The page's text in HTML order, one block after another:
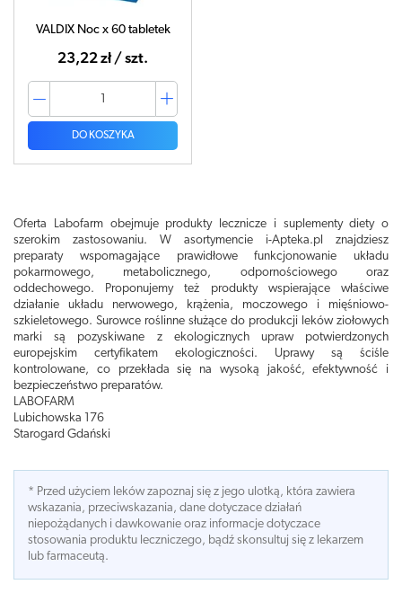
VALDIX Noc x 60 tabletek
23,22 zł / szt.
DO KOSZYKA
Oferta Labofarm obejmuje produkty lecznicze i suplementy diety o
szerokim zastosowaniu. W asortymencie i-Apteka.pl znajdziesz
preparaty wspomagające prawidłowe funkcjonowanie układu
pokarmowego, metabolicznego, odpornościowego oraz
oddechowego. Proponujemy też produkty wspierające właściwe
działanie układu nerwowego, krążenia, moczowego i mięśniowo-
szkieletowego. Surowce roślinne służące do produkcji leków ziołowych
marki są pozyskiwane z ekologicznych upraw potwierdzonych
europejskim certyfikatem ekologiczności. Uprawy są ściśle
kontrolowane, co przekłada się na wysoką jakość, efektywność i
bezpieczeństwo preparatów.
LABOFARM
Lubichowska 176
Starogard Gdański
* Przed użyciem leków zapoznaj się z jego ulotką, która zawiera
wskazania, przeciwskazania, dane dotyczace działań
niepożądanych i dawkowanie oraz informacje dotyczace
stosowania produktu leczniczego, bądź skonsultuj się z lekarzem
lub farmaceutą.